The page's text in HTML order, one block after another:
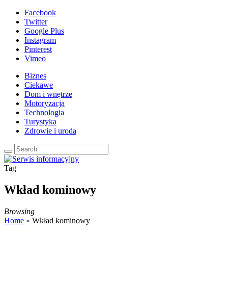
Facebook
Twitter
Google Plus
Instagram
Pinterest
Vimeo
Biznes
Ciekawe
Dom i wnętrze
Motoryzacja
Technologia
Turystyka
Zdrowie i uroda
Tag
Wkład kominowy
Browsing
Home » Wkład kominowy